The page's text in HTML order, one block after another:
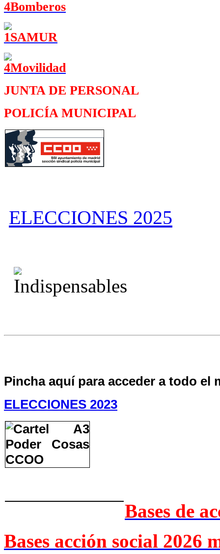
JUNTA DE PERSONAL
POLICÍA MUNICIPAL
ELECCIONES 2025
Pincha aquí para acceder a todo el
ELECCIONES 2023
Bases de
Bases acción social 2026